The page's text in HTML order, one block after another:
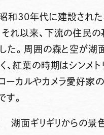
和30年代に建設され
れ以来、下流の住民の
た。周囲の森と空が湖
、紅葉の時期はシンメト
ーカルやカメラ愛好家の
す。
湖面ギリギリからの景